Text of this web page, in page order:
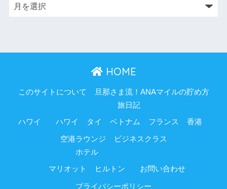
HOME
このサイトについて 旦那さま流！ANAマイルの貯め方
ハワイ
旅日記
ハワイ タイ ベトナム フランス 香港
空港ラウンジ
ビジネスクラス
ホテル
マリオット ヒルトン お問い合わせ
プライバシーポリシー